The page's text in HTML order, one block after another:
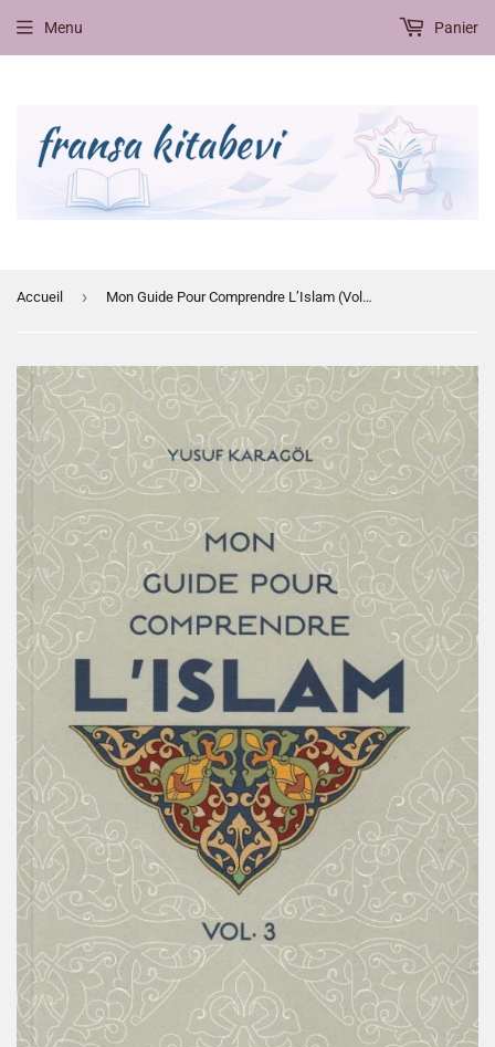
Menu Panier
Accueil › Mon Guide Pour Comprendre L’Islam (Volume 3), De Yusuf Karagol